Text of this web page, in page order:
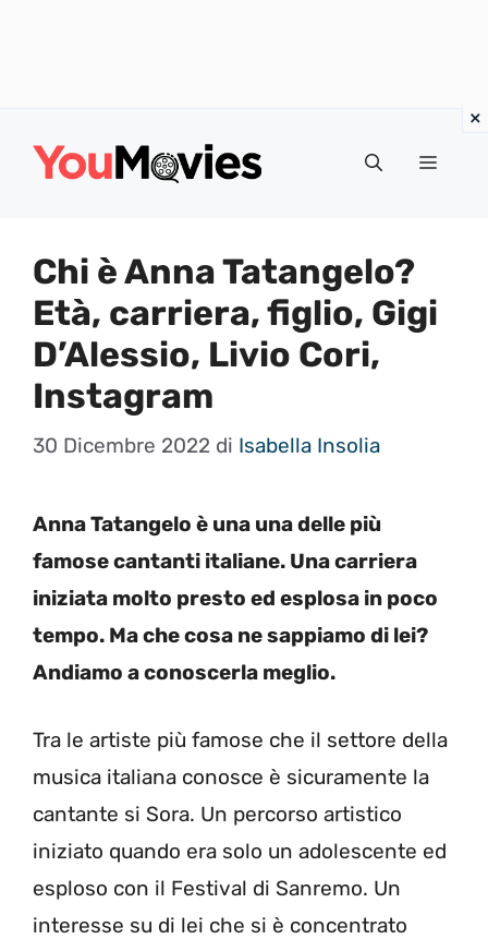
Menu
Chi è Anna Tatangelo?
Età, carriera, figlio, Gigi
D’Alessio, Livio Cori,
Instagram
30 Dicembre 2022 di Isabella Insolia
Anna Tatangelo è una una delle più
famose cantanti italiane. Una carriera
iniziata molto presto ed esplosa in poco
tempo. Ma che cosa ne sappiamo di lei?
Andiamo a conoscerla meglio.
Tra le artiste più famose che il settore della
musica italiana conosce è sicuramente la
cantante si Sora. Un percorso artistico
iniziato quando era solo un adolescente ed
esploso con il Festival di Sanremo. Un
interesse su di lei che si è concentrato